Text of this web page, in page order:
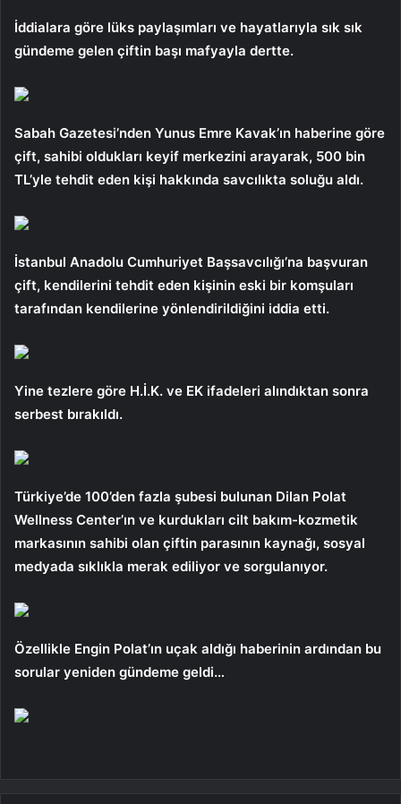
İddialara göre lüks paylaşımları ve hayatlarıyla sık sık
gündeme gelen çiftin başı mafyayla dertte.
Sabah Gazetesi’nden Yunus Emre Kavak’ın haberine göre
çift, sahibi oldukları keyif merkezini arayarak, 500 bin
TL’yle tehdit eden kişi hakkında savcılıkta soluğu aldı.
İstanbul Anadolu Cumhuriyet Başsavcılığı’na başvuran
çift, kendilerini tehdit eden kişinin eski bir komşuları
tarafından kendilerine yönlendirildiğini iddia etti.
Yine tezlere göre H.İ.K. ve EK ifadeleri alındıktan sonra
serbest bırakıldı.
Türkiye’de 100’den fazla şubesi bulunan Dilan Polat
Wellness Center’ın ve kurdukları cilt bakım-kozmetik
markasının sahibi olan çiftin parasının kaynağı, sosyal
medyada sıklıkla merak ediliyor ve sorgulanıyor.
Özellikle Engin Polat’ın uçak aldığı haberinin ardından bu
sorular yeniden gündeme geldi…